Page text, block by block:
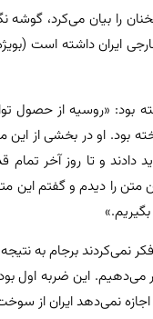
را بیان می‌کرد،
ایران داشته است
بود: «روسیه از حصول
بود. او در بخشی از
دادند و تا روز آخر
متن را دیدم و گفتم این
برجام به نتیجه
می‌دهیم. این ضربه اول
اجازه نمی‌دهد ایران از